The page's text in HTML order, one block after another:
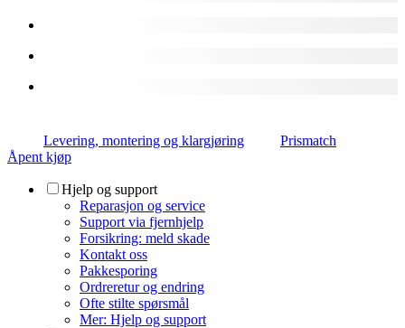
Levering, montering og klargjøring
Prismatch
Åpent kjøp
Hjelp og support
Reparasjon og service
Support via fjernhjelp
Forsikring: meld skade
Kontakt oss
Pakkesporing
Ordreretur og endring
Ofte stilte spørsmål
Mer: Hjelp og support